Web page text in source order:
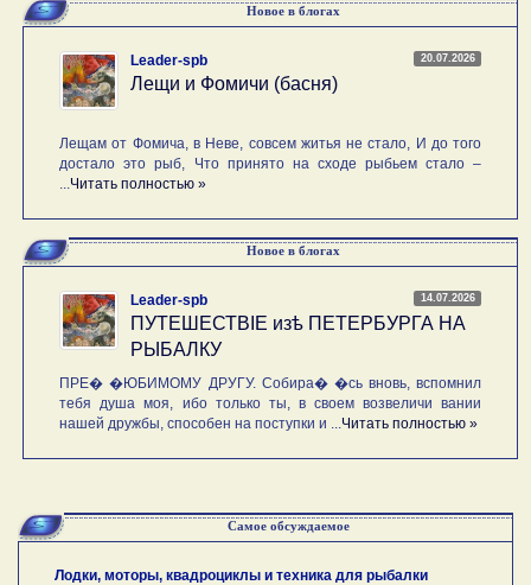
Новое в блогах
20.07.2026
Leader-spb
Лещи и Фомичи (басня)
Лещам от Фомича, в Неве, совсем житья не стало, И до того
достало это рыб, Что принято на сходе рыбьем стало –
Читать полностью »
Новое в блогах
14.07.2026
Leader-spb
ПУТЕШЕСТВIE изѣ ПЕТЕРБУРГА НА
РЫБАЛКУ
ПРЕ� �ЮБИМОМУ ДРУГУ. Собира� �сь вновь, вспомнил
тебя душа моя, ибо только ты, в своем возвеличи вании
нашей дружбы, способен на поступки и ... Читать полностью »
Самое обсуждаемое
Лодки, моторы, квадроциклы и техника для рыбалки